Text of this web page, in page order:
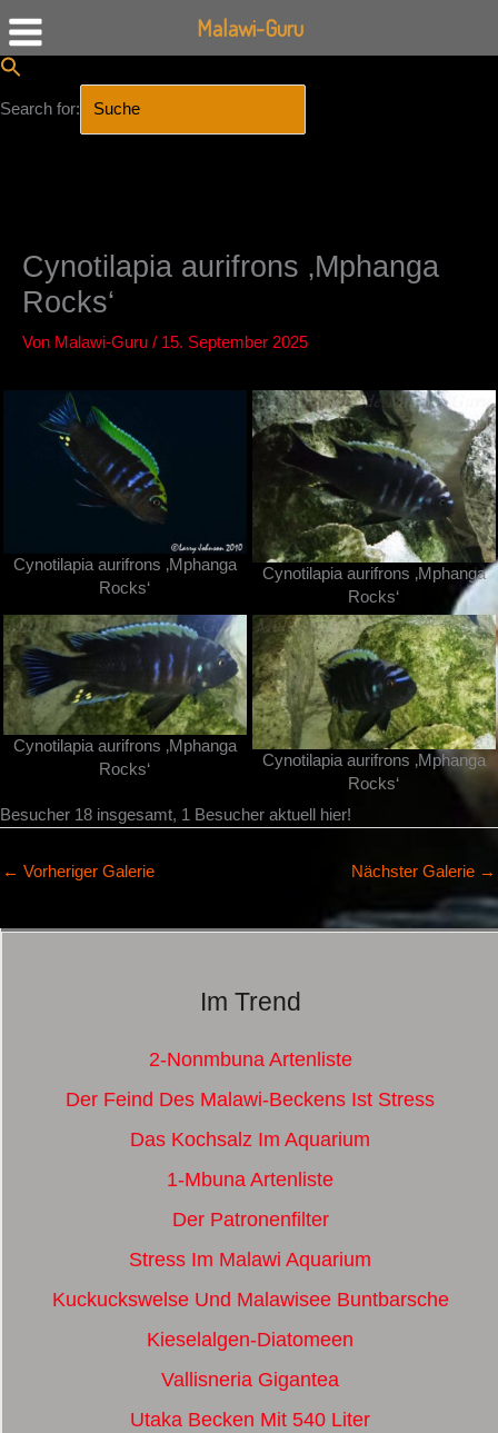
Search for:
Cynotilapia aurifrons ‚Mphanga
Rocks‘
Von Malawi-Guru / 15. September 2025
Cynotilapia aurifrons ‚Mphanga
Rocks‘
Cynotilapia aurifrons ‚Mphanga
Rocks‘
Cynotilapia aurifrons ‚Mphanga
Rocks‘
Cynotilapia aurifrons ‚Mphanga
Rocks‘
Besucher 18 insgesamt, 1 Besucher aktuell hier!
← Vorheriger Galerie Nächster Galerie →
Im Trend
2-Nonmbuna Artenliste
Der Feind Des Malawi-Beckens Ist Stress
Das Kochsalz Im Aquarium
1-Mbuna Artenliste
Der Patronenfilter
Stress Im Malawi Aquarium
Kuckuckswelse Und Malawisee Buntbarsche
Kieselalgen-Diatomeen
Vallisneria Gigantea
Utaka Becken Mit 540 Liter
Malawi-Guru